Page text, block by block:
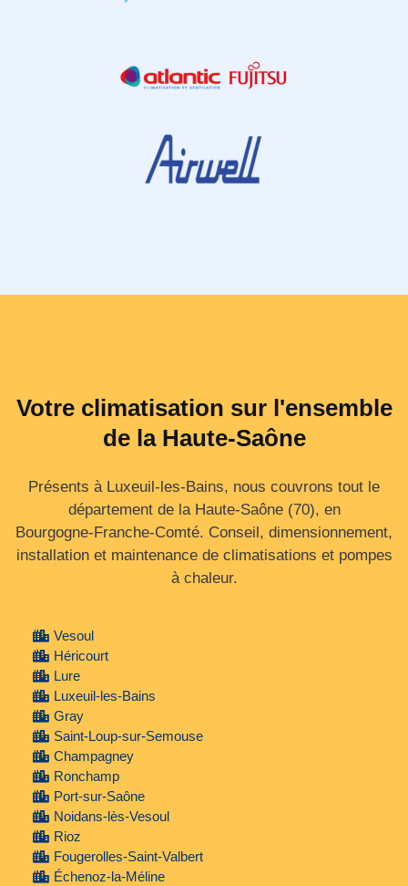
Votre climatisation sur l'ensemble
de la Haute-Saône
Présents à Luxeuil-les-Bains, nous couvrons tout le
département de la Haute‑Saône (70), en
Bourgogne‑Franche‑Comté. Conseil, dimensionnement,
installation et maintenance de climatisations et pompes
à chaleur.
Vesoul
Héricourt
Lure
Luxeuil-les-Bains
Gray
Saint-Loup-sur-Semouse
Champagney
Ronchamp
Port-sur-Saône
Noidans-lès-Vesoul
Rioz
Fougerolles-Saint-Valbert
Échenoz-la-Méline